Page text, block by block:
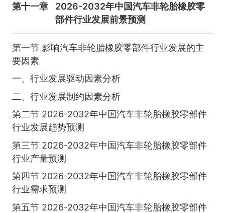
第十一章
2026-2032年中国汽车非轮胎橡胶零
部件行业发展前景预测
第一节 影响汽车非轮胎橡胶零部件行业发展的主
要因素
一、行业发展驱动因素分析
二、行业发展制约因素分析
第二节 2026-2032年中国汽车非轮胎橡胶零部件
行业发展趋势预测
第三节 2026-2032年中国汽车非轮胎橡胶零部件
行业产量预测
第四节 2026-2032年中国汽车非轮胎橡胶零部件
行业需求预测
第五节 2026-2032年中国汽车非轮胎橡胶零部件